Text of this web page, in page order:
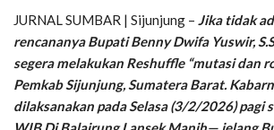
JURNAL SUMBAR | Sijunjung – Jika tidak
rencananya Bupati Benny Dwifa Yuswir,
segera melakukan Reshuffle “mutasi dan
Pemkab Sijunjung, Sumatera Barat.
dilaksanakan pada Selasa (3/2/2026) pagi